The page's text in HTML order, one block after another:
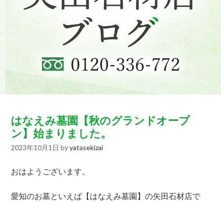
はなえみ墓園【秋のグランドオープ
ン】始まりました。
2023年10月1日 byyatasekizai
おはようございます。
愛知のお墓といえば【はなえみ墓園】の矢田石材店で